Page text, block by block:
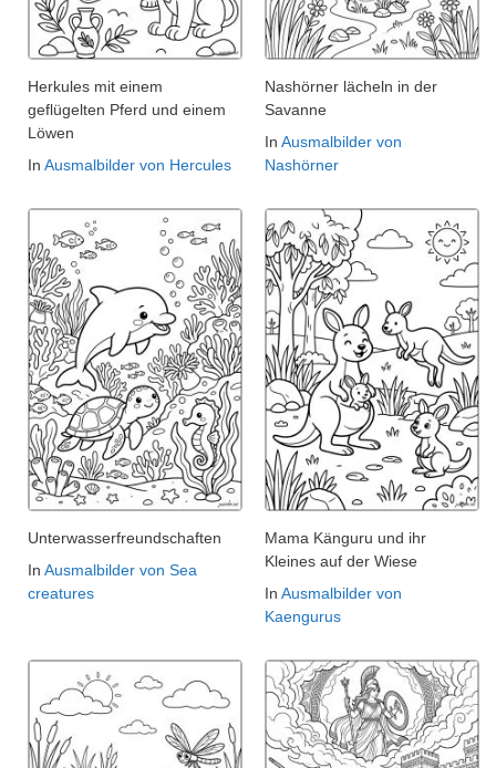
Herkules mit einem
geflügelten Pferd und einem
Löwen
In Ausmalbilder von Hercules
Nashörner lächeln in der
Savanne
In Ausmalbilder von
Nashörner
Unterwasserfreundschaften
In Ausmalbilder von Sea
creatures
Mama Känguru und ihr
Kleines auf der Wiese
In Ausmalbilder von
Kaengurus